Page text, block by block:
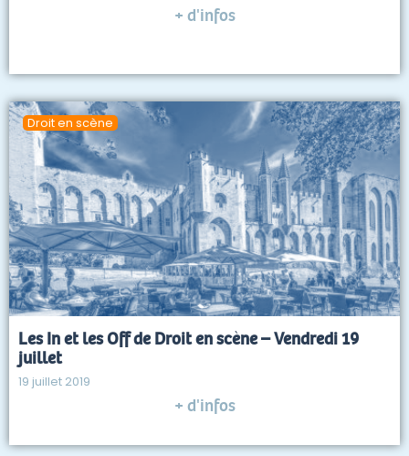
+ d'infos
Droit en scène
Les In et les Off de Droit en scène – Vendredi 19
juillet
19 juillet 2019
+ d'infos